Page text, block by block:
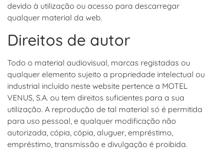
devido à utilização ou acesso para descarregar
qualquer material da web.
Direitos de autor
Todo o material audiovisual, marcas registadas ou
qualquer elemento sujeito a propriedade intelectual ou
industrial incluído neste website pertence a MOTEL
VENUS, S.A. ou tem direitos suficientes para a sua
utilização. A reprodução de tal material só é permitida
para uso pessoal, e qualquer modificação não
autorizada, cópia, cópia, aluguer, empréstimo,
empréstimo, transmissão e divulgação é proibida.